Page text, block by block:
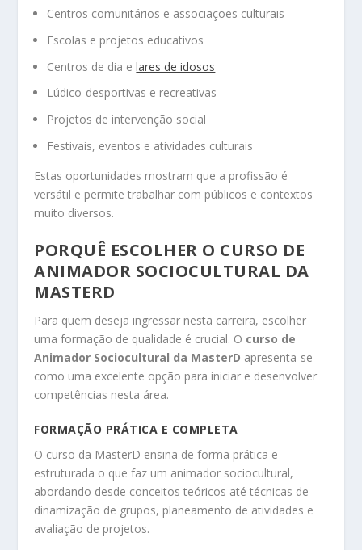
Centros comunitários e associações culturais
Escolas e projetos educativos
Centros de dia elares de idosos
Lúdico-desportivas e recreativas
Projetos de intervenção social
Festivais, eventos e atividades culturais
Estas oportunidades mostram que a profissão é
versátil e permite trabalhar com públicos e contextos
muito diversos.
PORQUÊ ESCOLHER O CURSO DE
ANIMADOR SOCIOCULTURAL DA
MASTERD
Para quem deseja ingressar nesta carreira, escolher
uma formação de qualidade é crucial. O curso de
Animador Sociocultural da MasterD apresenta-se
como uma excelente opção para iniciar e desenvolver
competências nesta área.
FORMAÇÃO PRÁTICA E COMPLETA
O curso da MasterD ensina de forma prática e
estruturada o que faz um animador sociocultural,
abordando desde conceitos teóricos até técnicas de
dinamização de grupos, planeamento de atividades e
avaliação de projetos.